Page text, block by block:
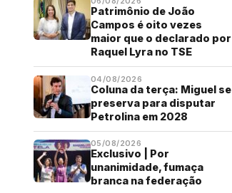
Patrimônio de João
Campos é oito vezes
maior que o declarado por
Raquel Lyra no TSE
04/08/2026
Coluna da terça: Miguel se
preserva para disputar
Petrolina em 2028
05/08/2026
Exclusivo | Por
unanimidade, fumaça
branca na federação